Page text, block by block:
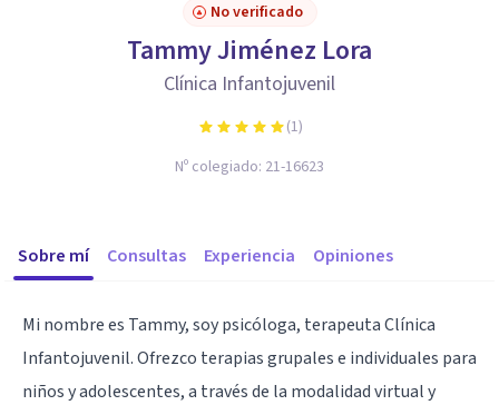
No verificado
Tammy Jiménez Lora
Clínica Infantojuvenil
(1)
Nº colegiado: 21-16623
Sobre mí Consultas Experiencia Opiniones
Mi nombre es Tammy, soy psicóloga, terapeuta Clínica
Infantojuvenil. Ofrezco terapias grupales e individuales para
niños y adolescentes, a través de la modalidad virtual y